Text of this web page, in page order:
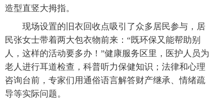
造型直竖大拇指。
现场设置的旧衣回收点吸引了众多居民参与，居
民张女士带着两大包衣物前来：“既环保又能帮助别
人，这样的活动要多办！”健康服务区里，医护人员为
老人进行耳道检查，科普听力保健知识；法律和心理
咨询台前，专家们用通俗语言解答财产继承、情绪疏
导等实际问题。